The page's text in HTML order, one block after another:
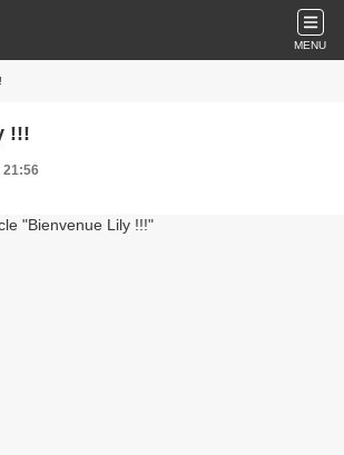
MENU
!!!
21:56